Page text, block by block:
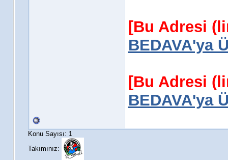
[Bu Adresi
BEDAVA'ya
[Bu Adresi
BEDAVA'ya
Konu Sayısı: 1
Takımınız: